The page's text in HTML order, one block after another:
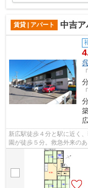
賃貸 | アパート 中吉
新広駅徒歩４分と駅に近く
園が徒歩５分。救急外来の
時にも安心です。呉市で新生